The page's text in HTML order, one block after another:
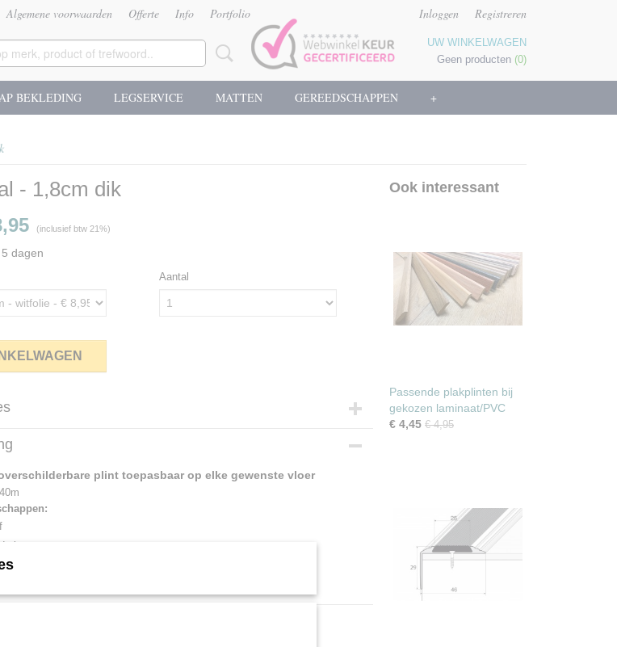
Algemene voorwaarden Offerte Info Portfolio Inloggen Registreren
UW WINKELWAGEN
Geen producten (0)
BEKLEDING LEGSERVICE MATTEN GEREEDSCHAPPEN +
- 1,8cm dik
(inclusief btw 21%)
dagen
Aantal
240 x 1,80 x 0 cm
plint toepasbaar op elke gewenste vloer
elke vloer
Ook interessant
Passende plakplinten bij
gekozen laminaat/PVC
€ 4,45 € 4,95